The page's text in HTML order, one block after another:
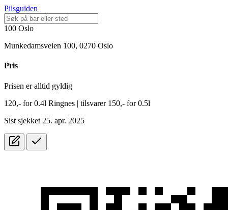
Pilsguiden
100 Oslo
Munkedamsveien 100, 0270 Oslo
Pris
Prisen er alltid gyldig
120,- for0.4l Ringnes | tilsvarer 150,- for 0.5l
Sist sjekket 25. apr. 2025